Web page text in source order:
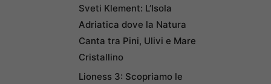
Sveti Klement: L’Isola
Adriatica dove la Natura
Canta tra Pini, Ulivi e Mare
Cristallino
Lioness 3: Scopriamo le